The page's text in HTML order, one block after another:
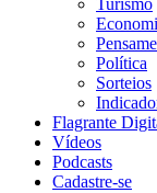
Turismo
Política
Sorteios
Flagrante
Vídeos
Podcasts
Cadastre-se